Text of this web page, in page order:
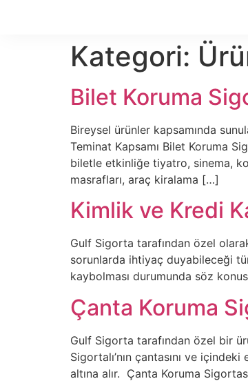
Kategori:
Bilet Koruma
Bireysel ürünler kapsamında
Teminat Kapsamı Bilet Koruma
biletle etkinliğe tiyatro, sinema,
masrafları, araç kiralama […]
Kimlik ve Kredi
Gulf Sigorta tarafından özel
sorunlarda ihtiyaç duyabileceği
kaybolması durumunda söz
Çanta Koruma
Gulf Sigorta tarafından özel bir
Sigortalı’nın çantasını ve
altına alır. Çanta Koruma